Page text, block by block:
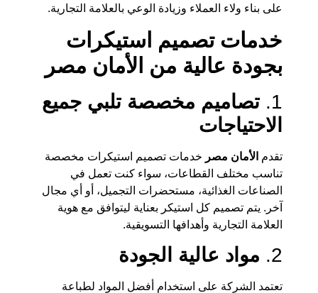
على بناء ولاء العملاء وزيادة الوعي بالعلامة التجارية.
خدمات تصميم استيكرات
بجودة عالية من الأمان مصر
1. تصاميم مخصصة تلبي جميع
الاحتياجات
تقدم الأمان مصر خدمات تصميم استيكرات مخصصة
تناسب مختلف القطاعات، سواء كنت تعمل في
الصناعات الغذائية، مستحضرات التجميل، أو أي مجال
آخر. يتم تصميم كل استيكر بعناية ليتوافق مع هوية
العلامة التجارية وأهدافها التسويقية.
2. مواد عالية الجودة
تعتمد الشركة على استخدام أفضل المواد لطباعة